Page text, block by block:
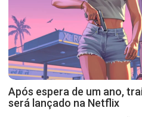
Após espera de um ano,
será lançado na Netflix